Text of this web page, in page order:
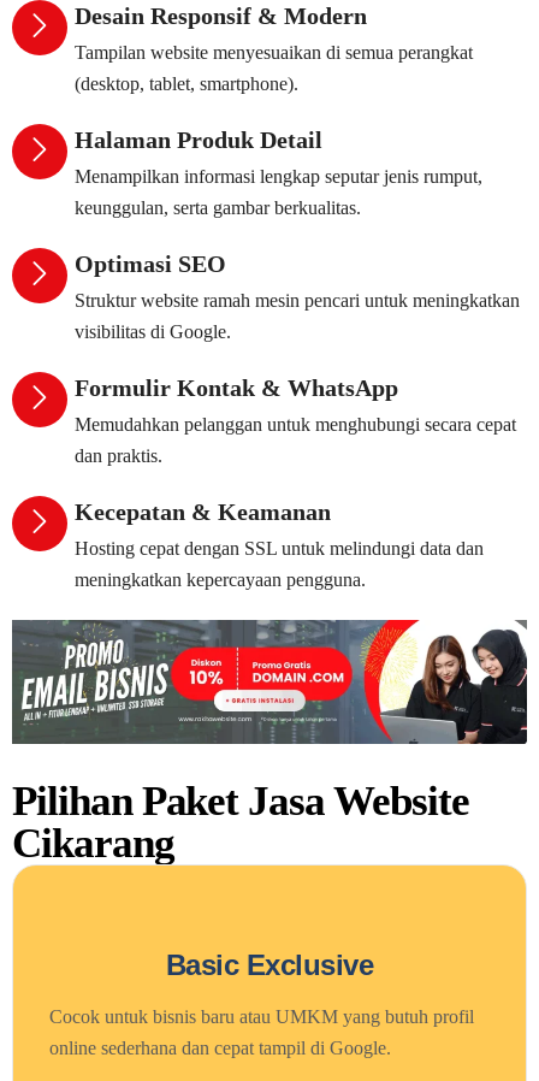
Desain Responsif & Modern
Tampilan website menyesuaikan di semua perangkat
(desktop, tablet, smartphone).
Halaman Produk Detail
Menampilkan informasi lengkap seputar jenis rumput,
keunggulan, serta gambar berkualitas.
Optimasi SEO
Struktur website ramah mesin pencari untuk meningkatkan
visibilitas di Google.
Formulir Kontak & WhatsApp
Memudahkan pelanggan untuk menghubungi secara cepat
dan praktis.
Kecepatan & Keamanan
Hosting cepat dengan SSL untuk melindungi data dan
meningkatkan kepercayaan pengguna.
Pilihan Paket Jasa Website
Cikarang
Basic Exclusive
Cocok untuk bisnis baru atau UMKM yang butuh profil
online sederhana dan cepat tampil di Google.